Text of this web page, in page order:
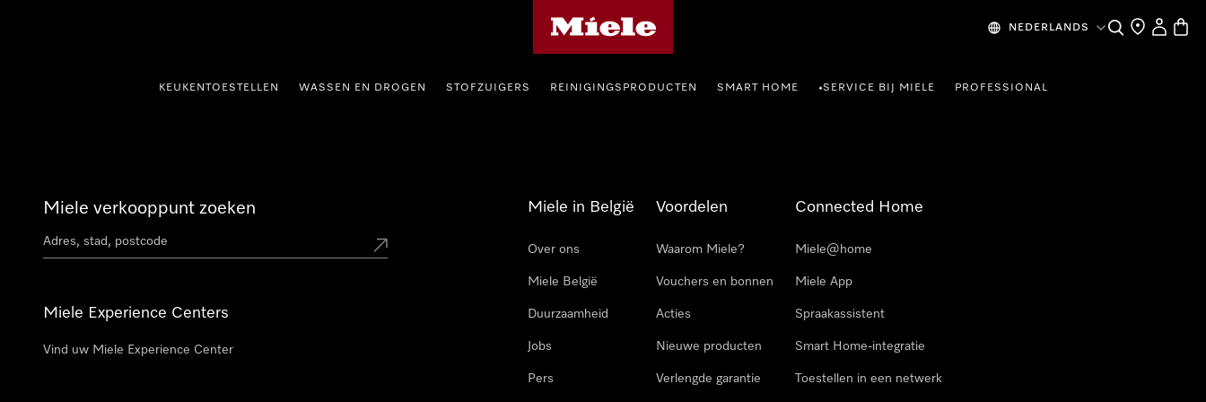
NEDERLANDS Wat zoek je?
Dealer zoeken
Mijn
KEUKENTOESTELLEN WASSEN EN DROGEN STOFZUIGERS REINIGINGSPRODUCTEN SMART HOME •SERVICE BIJ MIELE PROFESSIONAL
Miele verkooppunt zoeken
Miele Experience Centers
Vind uw Miele Experience Center
Miele in België
Over ons
Miele België
Duurzaamheid
Jobs
Pers
Voordelen
Waarom Miele?
Vouchers en bonnen
Acties
Nieuwe producten
Verlengde garantie
Connected Home
Miele@home
Miele App
Spraakassistent
Smart Home-integratie
Toestellen in een netwerk